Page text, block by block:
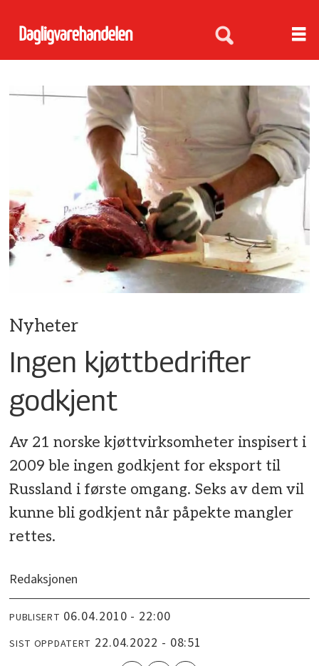
Nyheter
Ingen kjøttbedrifter
godkjent
Av 21 norske kjøttvirksomheter inspisert i
2009 ble ingen godkjent for eksport til
Russland i første omgang. Seks av dem vil
kunne bli godkjent når påpekte mangler
rettes.
Redaksjonen
PUBLISERT 06.04.2010 - 22:00
SIST OPPDATERT 22.04.2022 - 08:51